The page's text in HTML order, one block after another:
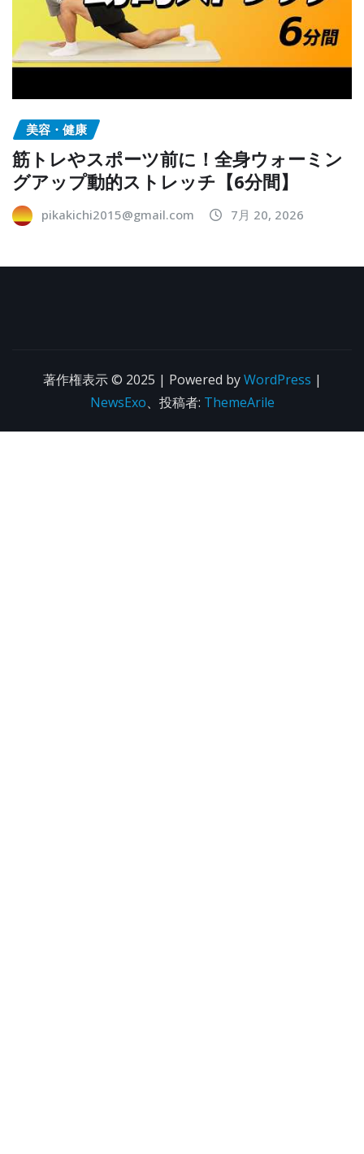
美容・健康
筋トレやスポーツ前に！全身ウォーミン
グアップ動的ストレッチ【6分間】
pikakichi2015@gmail.com 7月 20, 2026
著作権表示 © 2025 | Powered byWordPress |
NewsExo、投稿者: ThemeArile